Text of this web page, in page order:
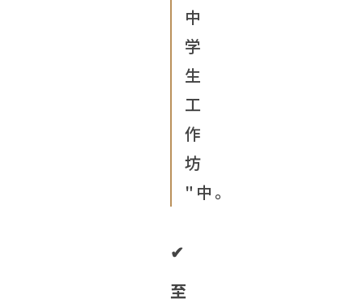
中
学
生
工
作
坊
"中。
✔︎
至